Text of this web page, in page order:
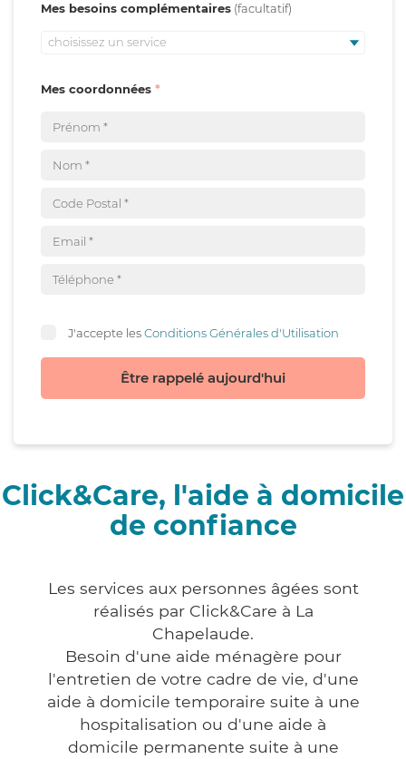
Mes besoins complémentaires
choisissez un service
Mes coordonnées
J'accepte lesConditions Générales d'Utilisation
Être rappelé aujourd'hui
Click&Care, l'aide à domicile
de confiance
Les services aux personnes âgées sont
réalisés par Click&Care à La
Chapelaude.
Besoin d'une aide ménagère pour
l'entretien de votre cadre de vie, d'une
aide à domicile temporaire suite à une
hospitalisation ou d'une aide à
domicile permanente suite à une